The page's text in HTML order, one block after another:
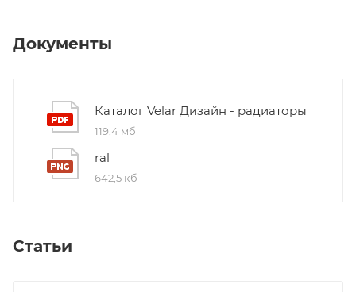
Документы
Каталог Velar Дизайн - радиаторы
119,4 мб
ral
642,5 кб
Статьи